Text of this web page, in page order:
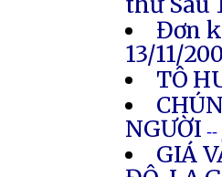
Đơn
13/11/
TÔ
NGƯỜI --
GIÁ